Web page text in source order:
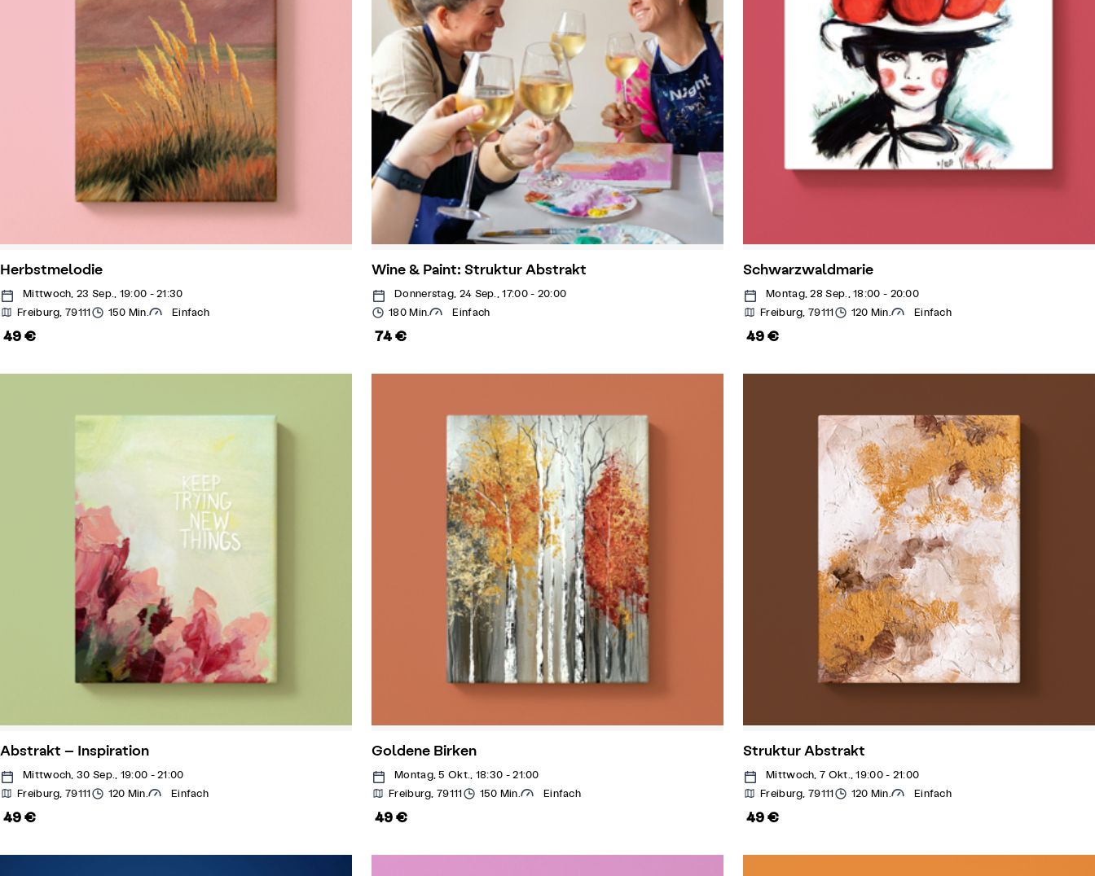
Herbstmelodie
Mittwoch, 23 Sep., 19:00 - 21:30
Freiburg, 79111
150 Min. Einfach
49 €
Wine & Paint: Struktur Abstrakt
Donnerstag, 24 Sep., 17:00 - 20:00
180 Min.
Einfach
74 €
Schwarzwaldmarie
Montag, 28 Sep., 18:00 - 20:00
Freiburg, 79111
120 Min. Einfach
49 €
Abstrakt – Inspiration
Mittwoch, 30 Sep., 19:00 - 21:00
Freiburg, 79111
120 Min. Einfach
49 €
Goldene Birken
Montag, 5 Okt., 18:30 - 21:00
Freiburg, 79111
150 Min. Einfach
49 €
Struktur Abstrakt
Mittwoch, 7 Okt., 19:00 - 21:00
Freiburg, 79111
120 Min. Einfach
49 €